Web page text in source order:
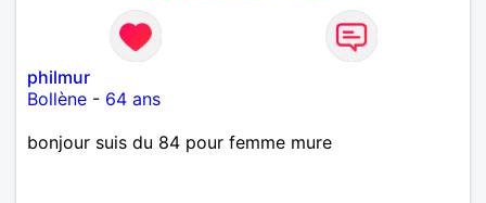
philmur
Bollène - 64 ans
bonjour suis du 84 pour femme mure